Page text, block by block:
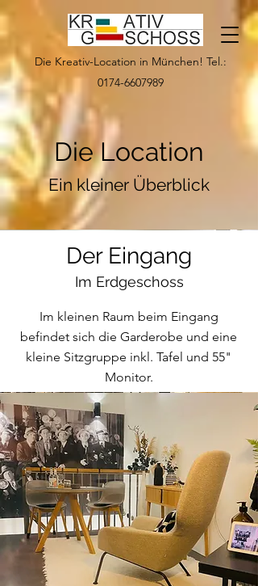
Die Kreativ-Location in München! Tel.:
0174-6607989
Die Location
Ein kleiner Überblick
Der Eingang
Im Erdgeschoss
Im kleinen Raum beim Eingang
befindet sich die Garderobe und eine
kleine Sitzgruppe inkl. Tafel und 55"
Monitor.